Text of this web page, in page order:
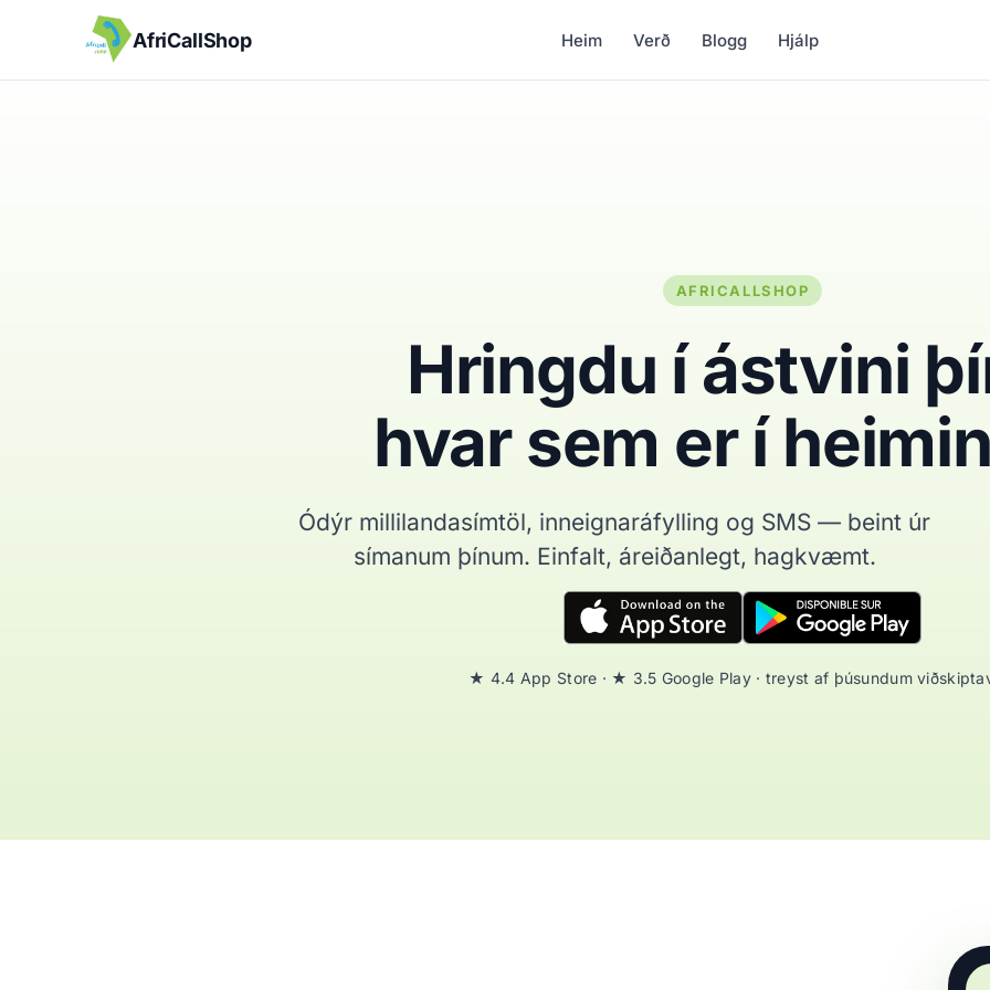
AfriCallShop Heim Verð Blogg Hjálp
AFRICALLSHOP
Hringdu í ástvini
hvar sem er í
Ódýr millilandasímtöl, inneignaráfylling og SMS — beint úr
símanum þínum. Einfalt, áreiðanlegt, hagkvæmt.
★ 4.4 App Store · ★ 3.5 Google Play · treyst af þúsundum